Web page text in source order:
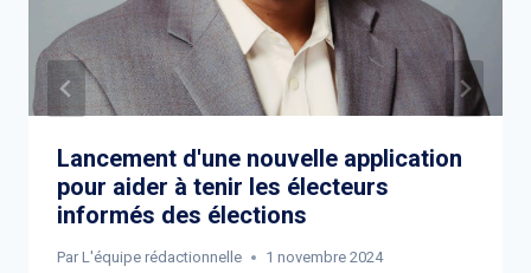
Lancement d'une nouvelle application
pour aider à tenir les électeurs
informés des élections
Par L'équipe rédactionnelle 1 novembre 2024